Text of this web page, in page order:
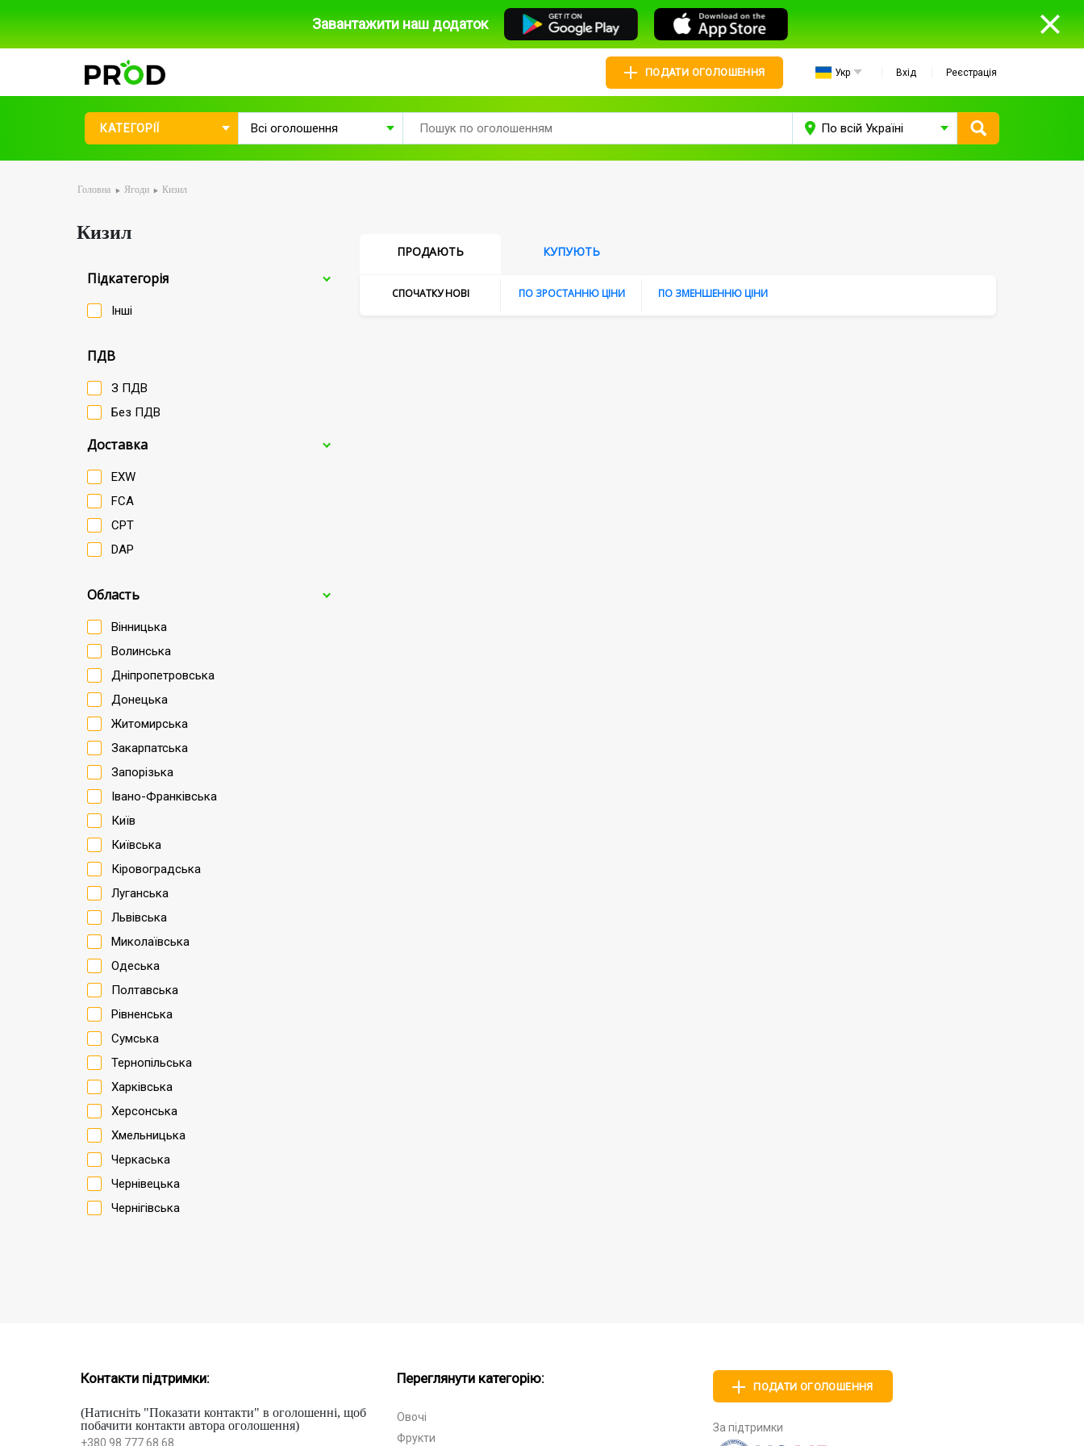
Завантажити наш додаток
ПОДАТИ ОГОЛОШЕННЯ Укр Вхід Реєстрація
КАТЕГОРІЇ
Головна Ягоди Кизил
Кизил
Пiдкатегорiя
Iнші
ПДВ
З ПДВ
Без ПДВ
Доставка
EXW
FCA
CPT
DAP
Область
Вінницька
Волинська
Дніпропетровська
Донецька
Житомирська
Закарпатська
Запорізька
Івано-Франківська
Київ
Київська
Кіровоградська
Луганська
Львівська
Миколаївська
Одеська
Полтавська
Рівненська
Сумська
Тернопільська
Харківська
Херсонська
Хмельницька
Черкаська
Чернівецька
Чернігівська
ПРОДАЮТЬ КУПУЮТЬ
CПОЧАТКУ НОВI ПО ЗРОСТАННЮ ЦІНИ ПО ЗМЕНШЕННЮ ЦІНИ
Контакти підтримки:
(Натисніть "Показати контакти" в оголошенні, щоб
побачити контакти автора оголошення)
+380 98 777 68 68
Переглянути категорію:
Овочі
Фрукти
ПОДАТИ ОГОЛОШЕННЯ
За підтримки